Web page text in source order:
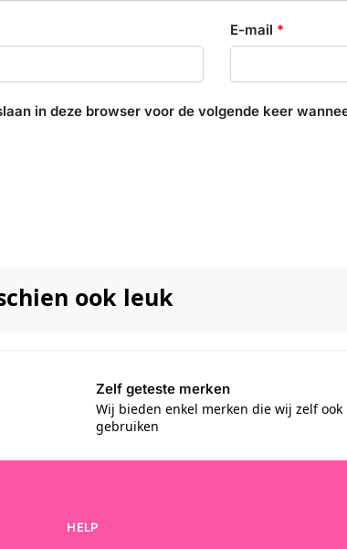
E-mail *
in deze browser voor de volgende keer
ook leuk
Zelf geteste merken
Wij bieden enkel merken die wij zelf ook
gebruiken
HELP